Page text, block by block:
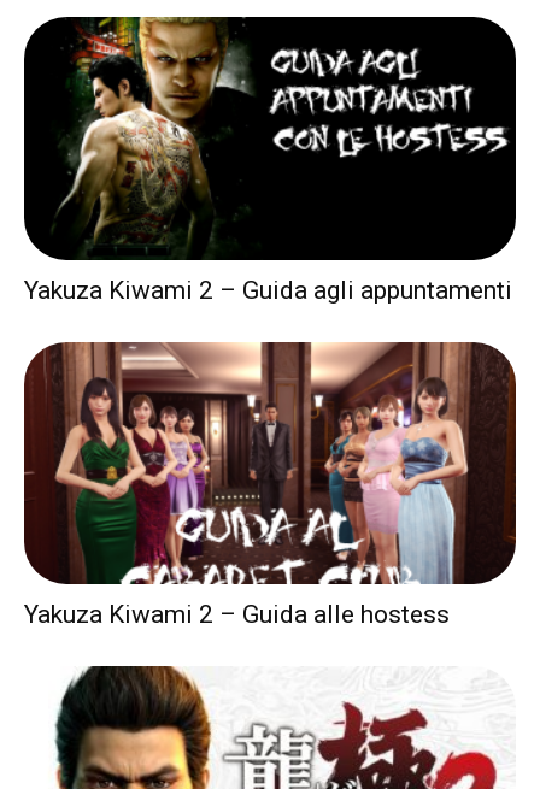
Yakuza Kiwami 2 – Guida agli appuntamenti
Yakuza Kiwami 2 – Guida alle hostess